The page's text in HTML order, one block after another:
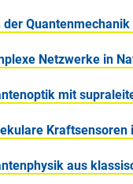
der
Netzwerke in
mit
Kraftsensoren
aus